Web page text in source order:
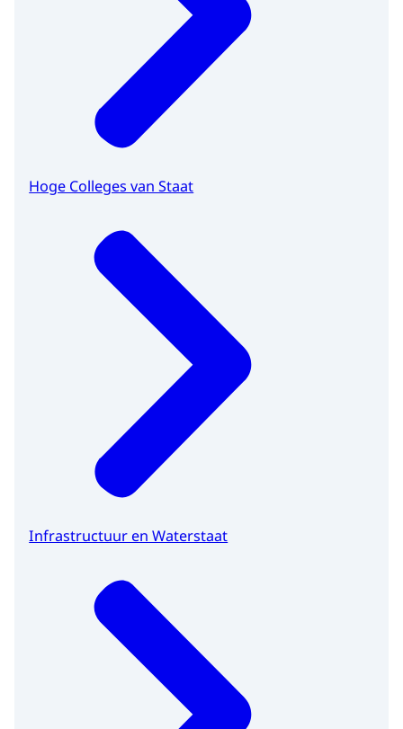
Hoge Colleges van Staat
Infrastructuur en Waterstaat